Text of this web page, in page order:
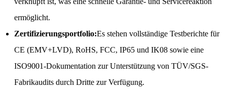
ermöglicht.
Zertifizierungsportfolio:Es stehen vollständige Testberichte für
CE (EMV+LVD), RoHS, FCC, IP65 und IK08 sowie eine
ISO9001-Dokumentation zur Unterstützung von TÜV/SGS-
Fabrikaudits durch Dritte zur Verfügung.